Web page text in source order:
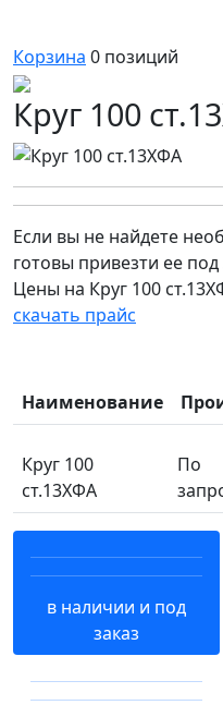
Корзина 0 позиций
Круг 100
Если вы не найдете
готовы привезти ее под
Цены на Круг 100
скачать прайс
Наименование
Круг 100
ст.13ХФА
По
в наличии и под
заказ